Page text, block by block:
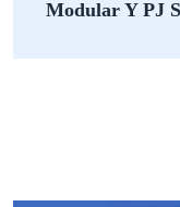
Modular Y PJ